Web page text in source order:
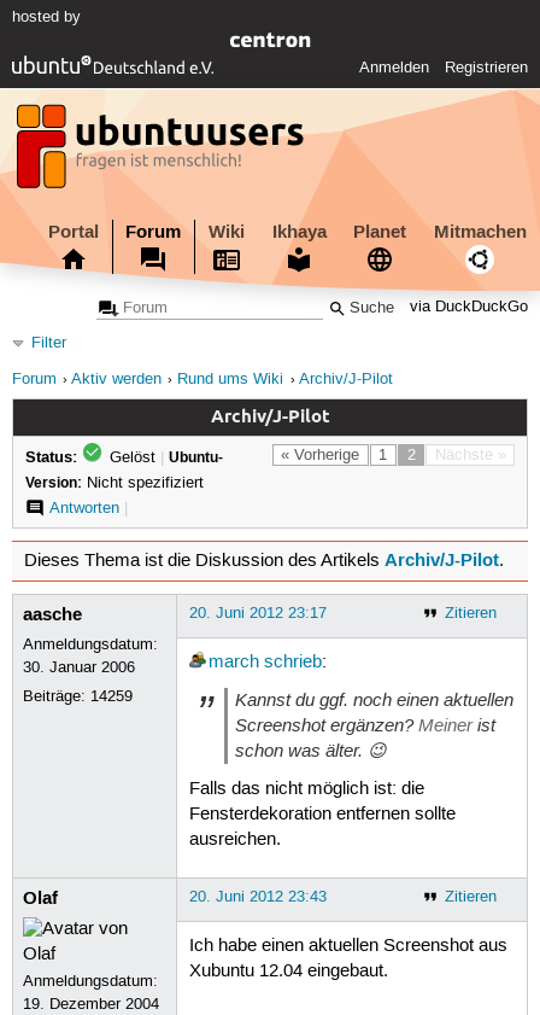
hosted by
Anmelden Registrieren
Portal Forum Wiki Ikhaya Planet Mitmachen
via DuckDuckGo
Filter
Forum
Aktiv werden Rund ums Wiki Archiv/J-Pilot
Archiv/J-Pilot
« Vorherige 1 2 Nächste »
Status: Gelöst | Ubuntu-
Version: Nicht spezifiziert
Antworten|
Dieses Thema ist die Diskussion des Artikels Archiv/J-Pilot.
aasche
Anmeldungsdatum:
30. Januar 2006
Beiträge: 14259
Zitieren
20. Juni 2012 23:17
march schrieb:
Kannst du ggf. noch einen aktuellen
Screenshot ergänzen?Meinerist
schon was älter. 😉
Falls das nicht möglich ist: die
Fensterdekoration entfernen sollte
ausreichen.
Olaf
Anmeldungsdatum:
19. Dezember 2004
Zitieren
20. Juni 2012 23:43
Ich habe einen aktuellen Screenshot aus
Xubuntu 12.04 eingebaut.